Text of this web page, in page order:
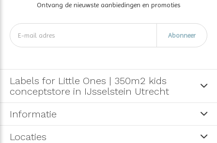
Ontvang de nieuwste aanbiedingen en promoties
Abonneer
Labels for Little Ones | 350m2 kids
conceptstore in IJsselstein Utrecht
Informatie
Locaties